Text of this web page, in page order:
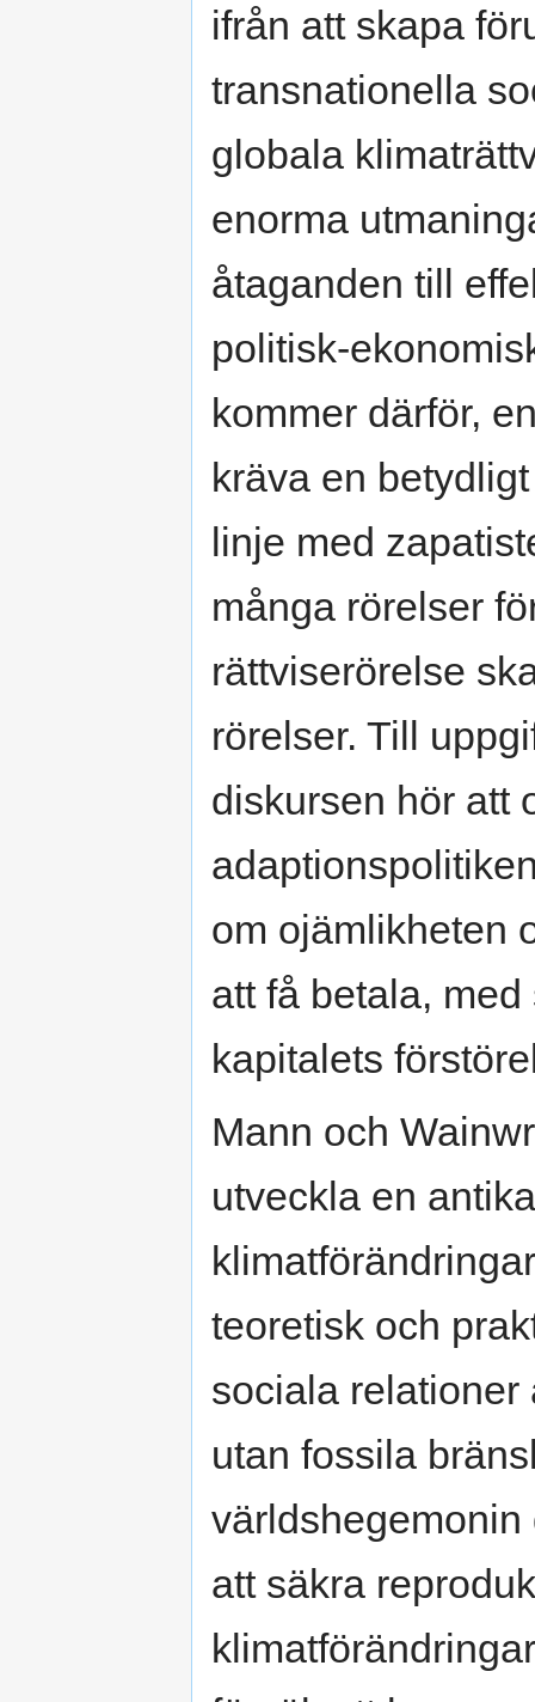
ifrån att skapa
transnationella
globala
enorma
åtaganden till
politisk-
kommer därför,
kräva en
linje med
många rörelser
rättviserörelse
rörelser. Till
diskursen hör att
om ojämlikheten
att få betala,
kapitalets
Mann och
utveckla en
teoretisk och
sociala relationer
utan fossila
världshegemonin
att säkra